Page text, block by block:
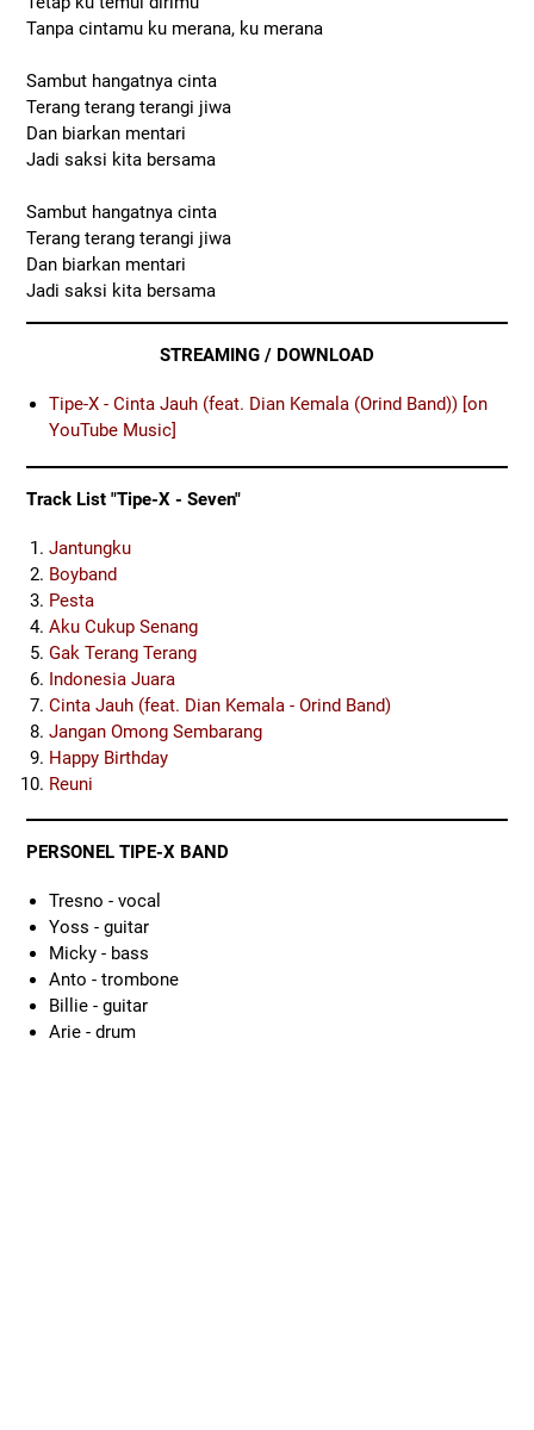
Tanpa cintamu ku merana, ku merana
Sambut hangatnya cinta
Terang terang terangi jiwa
Dan biarkan mentari
Jadi saksi kita bersama
Sambut hangatnya cinta
Terang terang terangi jiwa
Dan biarkan mentari
Jadi saksi kita bersama
STREAMING / DOWNLOAD
Tipe-X - Cinta Jauh (feat. Dian Kemala (Orind Band)) [on
YouTube Music]
Track List "Tipe-X - Seven"
Jantungku
Boyband
Pesta
Aku Cukup Senang
Gak Terang Terang
Indonesia Juara
Cinta Jauh (feat. Dian Kemala - Orind Band)
Jangan Omong Sembarang
Happy Birthday
Reuni
PERSONEL TIPE-X BAND
Tresno - vocal
Yoss - guitar
Micky - bass
Anto - trombone
Billie - guitar
Arie - drum